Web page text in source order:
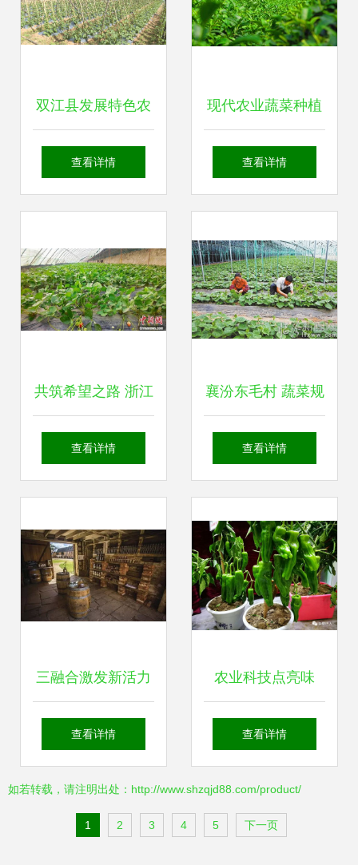
双江县发展特色农
业 拓宽农民增收渠
查看详情
现代农业蔬菜种植
与加工及油茶基地
项目投资备案可行
性研究
查看详情
共筑希望之路 浙江
金华援疆项目以“采
村发展新活力
查看详情
襄汾东毛村 蔬菜规
模化种植助力农业
查看详情
三融合激发新活力
文化数字网赋能农
查看详情
农业科技点亮味
蕾，2.5万种舌尖盛
动未来菜园新风潮
查看详情
如若转载，请注明出处：http://www.shzqjd88.com/product/
1 2 3 4 5 下一页